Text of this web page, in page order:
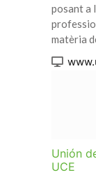
posant a
matèria
Unión
UCE